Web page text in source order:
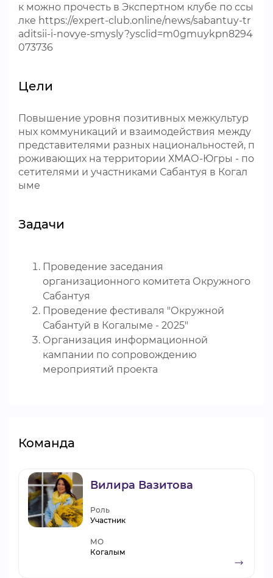
к можно прочесть в Экспертном клубе по ссы
лке https://expert-club.online/news/sabantuy-tr
aditsii-i-novye-smysly?ysclid=m0gmuykpn8294
073736
Цели
Повышение уровня позитивных межкультур
ных коммуникаций и взаимодействия между
представителями разных национальностей, п
роживающих на территории ХМАО-Югры - по
сетителями и участниками Сабантуя в Когал
ыме
Задачи
Проведение заседания
организационного комитета Окружного
Сабантуя
Проведение фестиваля "Окружной
Сабантуй в Когалыме - 2025"
Организация информационной
кампании по сопровождению
мероприятий проекта
Команда
Вилира Вазитова
Роль
Участник
МО
Когалым